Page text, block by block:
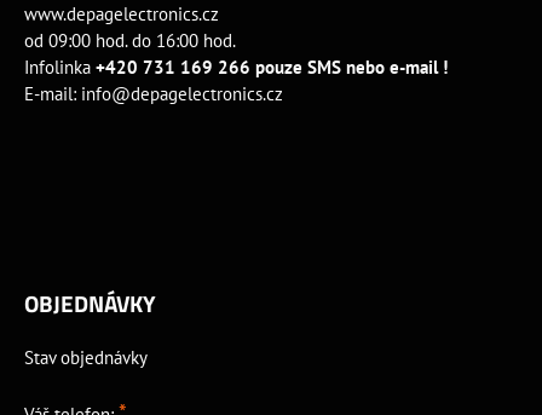
www.depagelectronics.cz
od 09:00 hod. do 16:00 hod.
Infolinka +420 731 169 266 pouze SMS nebo e-mail !
E-mail: info@depagelectronics.cz
OBJEDNÁVKY
Stav objednávky